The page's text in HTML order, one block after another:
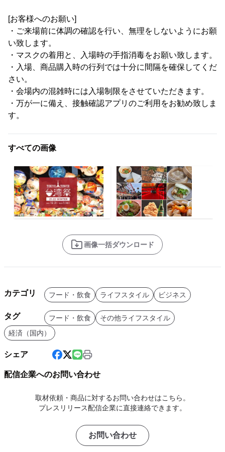
[お客様へのお願い]
・ご来場前に体調の確認を行い、無理をしないようにお願
い致します。
・マスクの着用と、入場時の手指消毒をお願い致します。
・入場、商品購入時の行列では十分に間隔を確保してくだ
さい。
・会場内の混雑時には入場制限をさせていただきます。
・万が一に備え、接触確認アプリのご利用をお勧め致しま
す。
すべての画像
画像一括ダウンロード
カテゴリ フード・飲食 ライフスタイル ビジネス
タグ フード・飲食
その他ライフスタイル
経済（国内）
シェア
配信企業へのお問い合わせ
取材依頼・商品に対するお問い合わせはこちら。
プレスリリース配信企業に直接連絡できます。
お問い合わせ